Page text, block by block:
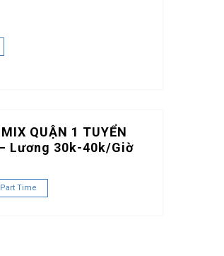
QUẬN 1 TUYỂN
Lương 30k-40k/Giờ
Part Time